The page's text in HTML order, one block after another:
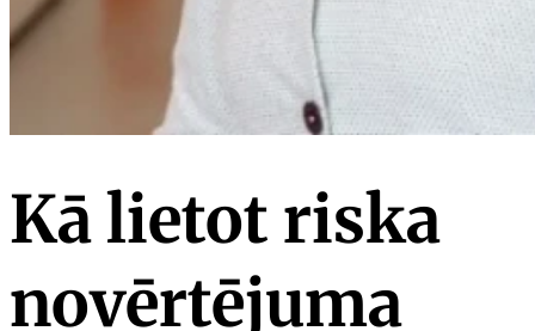
Kā lietot riska
novērtējuma